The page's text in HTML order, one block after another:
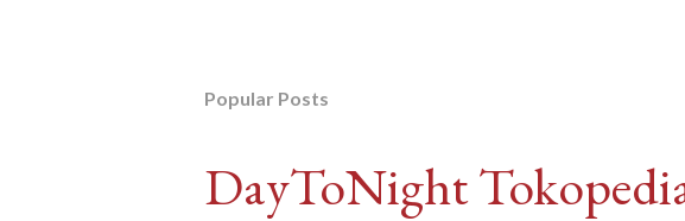
Popular Posts
DayToNight